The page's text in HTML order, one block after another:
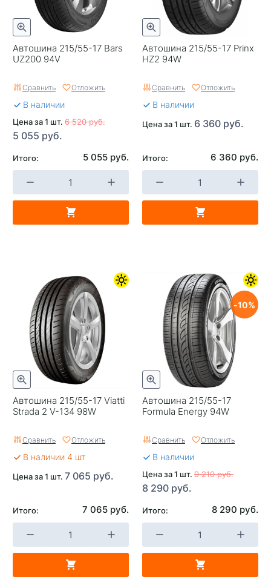
Автошина 215/55-17 Bars
UZ200 94V
Сравнить Отложить
В наличии
Цена за 1 шт. 6 520 руб.
5 055 руб.
Итого: 5 055 руб.
Автошина 215/55-17 Prinx
HZ2 94W
Сравнить Отложить
В наличии
Цена за 1 шт. 6 360 руб.
Итого: 6 360 руб.
Автошина 215/55-17 Viatti
Strada 2 V-134 98W
Сравнить Отложить
В наличии 4 шт
Цена за 1 шт. 7 065 руб.
Итого: 7 065 руб.
Автошина 215/55-17
Formula Energy 94W
10
Сравнить Отложить
В наличии
Цена за 1 шт. 9 210 руб.
8 290 руб.
Итого: 8 290 руб.